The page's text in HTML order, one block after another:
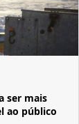
ser mais
ao público